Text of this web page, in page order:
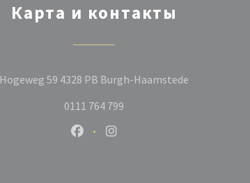
Карта и контакты
Hogeweg 59 4328 PB Burgh-Haamstede
0111 764 799
Facebook ((открывается в новом
Instagram ((открывается